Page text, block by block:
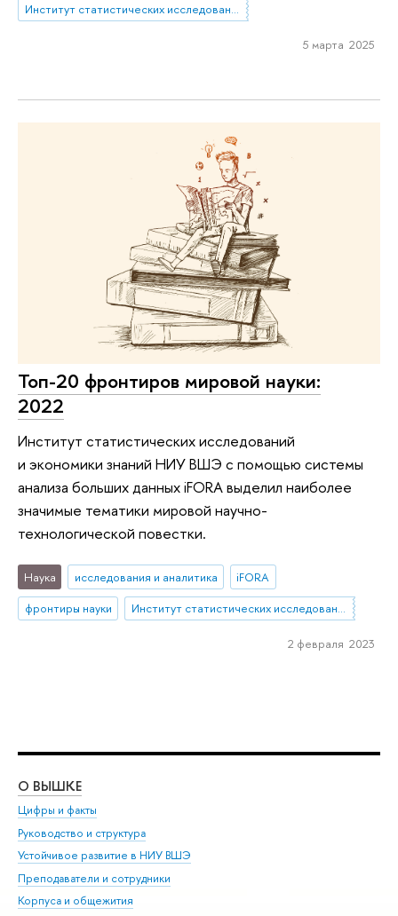
Институт статистических исследований и экономики знаний
5 марта 2025
Топ-20 фронтиров мировой науки:
2022
Институт статистических исследований
и экономики знаний НИУ ВШЭ с помощью системы
анализа больших данных iFORA выделил наиболее
значимые тематики мировой научно-
технологической повестки.
Наука исследования и аналитика
iFORA
фронтиры науки
Институт статистических исследований и экономики знаний
2 февраля 2023
О ВЫШКЕ
Цифры и факты
Руководство и структура
Устойчивое развитие в НИУ ВШЭ
Преподаватели и сотрудники
Корпуса и общежития